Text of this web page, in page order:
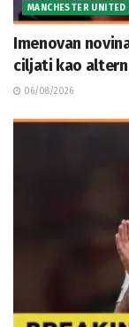
MANCHESTER UNITED
Imenovan
ciljati kao
06/08/2026